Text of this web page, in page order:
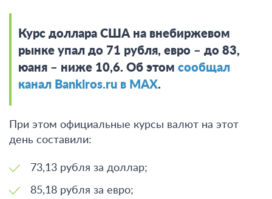
Курс доллара США на внебиржевом
рынке упал до 71 рубля, евро – до 83,
юаня – ниже 10,6. Об этом сообщал
канал Bankiros.ru в MAX.
При этом официальные курсы валют на этот
день составили:
73,13 рубля за доллар;
85,18 рубля за евро;